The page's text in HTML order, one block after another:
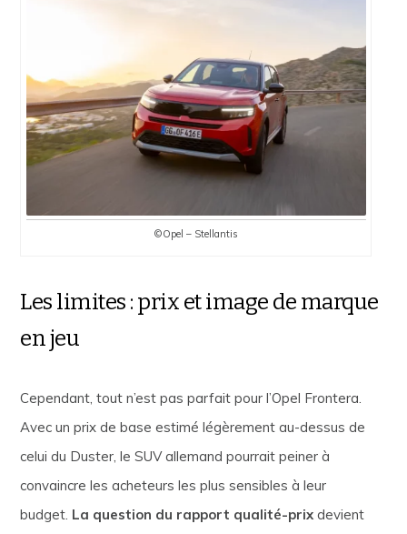
©Opel – Stellantis
Les limites : prix et image de marque
en jeu
Cependant, tout n’est pas parfait pour l’Opel Frontera.
Avec un prix de base estimé légèrement au-dessus de
celui du Duster, le SUV allemand pourrait peiner à
convaincre les acheteurs les plus sensibles à leur
budget. La question du rapport qualité-prix devient